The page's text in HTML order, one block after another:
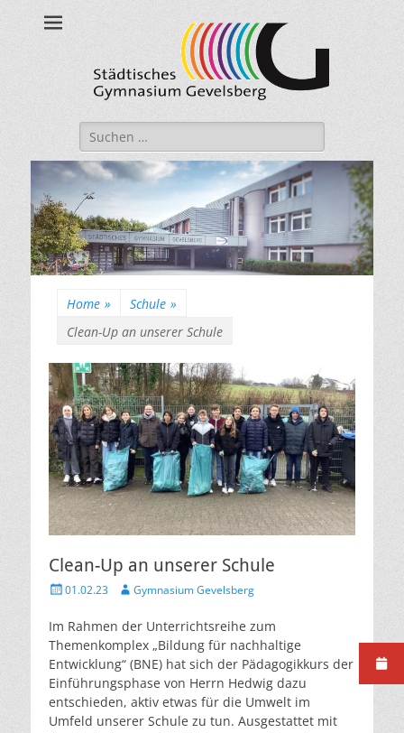
Städtisches
Gymnasium
Gevelsberg
Suche
nach:
Home » Schule »
Clean-Up an unserer Schule
Clean-Up an unserer Schule
Veröffentlicht
01.02.23 AutorGymnasium Gevelsberg
Im Rahmen der Unterrichtsreihe zum
Themenkomplex „Bildung für nachhaltige
Entwicklung“ (BNE) hat sich der Pädagogikkurs der
Einführungsphase von Herrn Hedwig dazu
entschieden, aktiv etwas für die Umwelt im
Umfeld unserer Schule zu tun. Ausgestattet mit